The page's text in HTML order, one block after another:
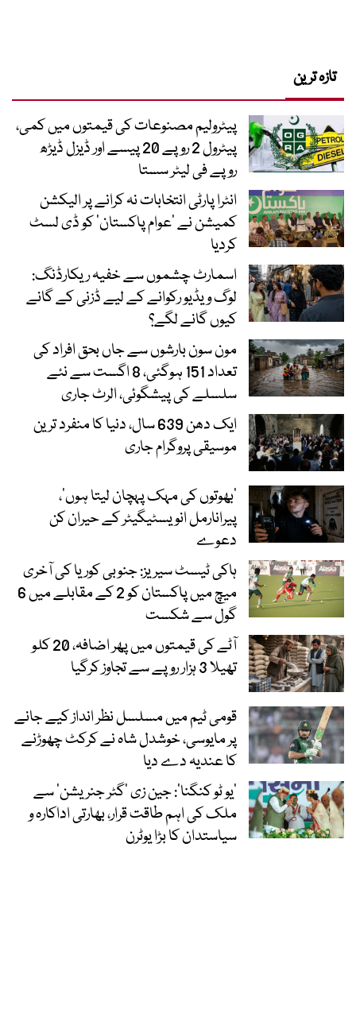
پیٹرولیم مصنوعات کی قیمتوں میں کمی،
پیٹرول 2 روپے 20 پیسے اور ڈیزل ڈیڑھ
روپے فی لیٹر سستا
انٹرا پارٹی انتخابات نہ کرانے پر الیکشن
کمیشن نے ’عوام پاکستان‘ کو ڈی لسٹ
کردیا
اسمارٹ چشموں سے خفیہ ریکارڈنگ:
لوگ ویڈیو رکوانے کے لیے ڈزنی کے گانے
کیوں گانے لگے؟
مون سون بارشوں سے جاں بحق افراد کی
تعداد 151 ہوگئی، 8 اگست سے نئے
سلسلے کی پیشگوئی، الرٹ جاری
ایک دھن 639 سال، دنیا کا منفرد ترین
موسیقی پروگرام جاری
‘بھوتوں کی مہک پہچان لیتا ہوں’،
پیرانارمل انویسٹیگیٹر کے حیران کن
دعوے
ہاکی ٹیسٹ سیریز: جنوبی کوریا کی آخری
میچ میں پاکستان کو 2 کے مقابلے میں 6
گول سے شکست
آٹے کی قیمتوں میں پھر اضافہ، 20 کلو
تھیلا 3 ہزار روپے سے تجاوز کرگیا
قومی ٹیم میں مسلسل نظر انداز کیے جانے
پر مایوسی، خوشدل شاہ نے کرکٹ چھوڑنے
کا عندیہ دے دیا
’یو ٹو کنگنا‘: جین زی ’گٹر جنریشن‘ سے
ملک کی اہم طاقت قرار، بھارتی اداکارہ و
سیاستدان کا بڑا یوٹرن